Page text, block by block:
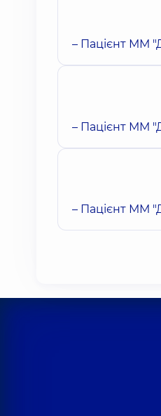
– Пацієнт ММ
– Пацієнт ММ
– Пацієнт ММ